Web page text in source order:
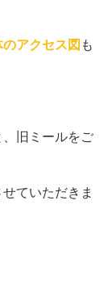
のアクセス図 も
旧ミールをご
ていただきま